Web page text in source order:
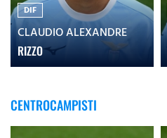
DIF
CLAUDIO ALEXANDRE
RIZZO
CENTROCAMPISTI